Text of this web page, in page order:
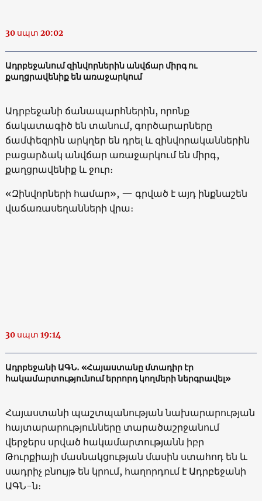
30 սպտ 20:02
Ադրբեջանում զինվորներին անվճար միրգ ու
քաղցրավենիք են առաջարկում
Ադրբեջանի ճանապարհներին, որոնք
ճակատագիծ են տանում, գործարարները
ճամփեզրին արկղեր են դրել և զինվորականներին
բացարձակ անվճար առաջարկում են միրգ,
քաղցրավենիք և ջուր։
«Զինվորների համար», — գրված է այդ ինքնաշեն
վաճառասեղանների վրա։
30 սպտ 19:14
Ադրբեջանի ԱԳՆ․ «Հայաստանը մտադիր էր
հակամարտությունում երրորդ կողմերի ներգրավել»
Հայաստանի պաշտպանության նախարարության
հայտարարությունները տարածաշրջանում
վերջերս սրված հակամարտությանն իբր
Թուրքիայի մասնակցության մասին ստահոդ են և
սադրիչ բնույթ են կրում, հաղորդում է Ադրբեջանի
ԱԳՆ-ն։